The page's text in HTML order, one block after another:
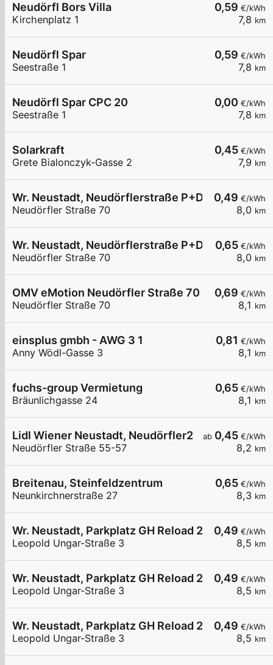
0,59 €/kWh
7,8 km
Neudörfl Bors Villa
Kirchenplatz 1
0,59 €/kWh
7,8 km
Neudörfl Spar
Seestraße 1
0,00 €/kWh
7,8 km
Neudörfl Spar CPC 20
Seestraße 1
0,45 €/kWh
7,9 km
Solarkraft
Grete Bialonczyk-Gasse 2
0,49 €/kWh
8,0 km
Wr. Neustadt, Neudörflerstraße P+D
Neudörfler Straße 70
0,65 €/kWh
8,0 km
Wr. Neustadt, Neudörflerstraße P+D
Neudörfler Straße 70
0,69 €/kWh
8,1 km
OMV eMotion Neudörfler Straße 70 Wiener
Neudörfler Straße 70
0,81 €/kWh
8,1 km
einsplus gmbh - AWG 3 1
Anny Wödl-Gasse 3
0,65 €/kWh
8,1 km
fuchs-group Vermietung
Bräunlichgasse 24
ab 0,45 €/kWh
8,2 km
Lidl Wiener Neustadt, Neudörfler2
Neudörfler Straße 55-57
0,65 €/kWh
8,3 km
Breitenau, Steinfeldzentrum
Neunkirchnerstraße 27
0,49 €/kWh
8,5 km
Wr. Neustadt, Parkplatz GH Reload 24
Leopold Ungar-Straße 3
0,49 €/kWh
8,5 km
Wr. Neustadt, Parkplatz GH Reload 24
Leopold Ungar-Straße 3
0,49 €/kWh
8,5 km
Wr. Neustadt, Parkplatz GH Reload 24
Leopold Ungar-Straße 3